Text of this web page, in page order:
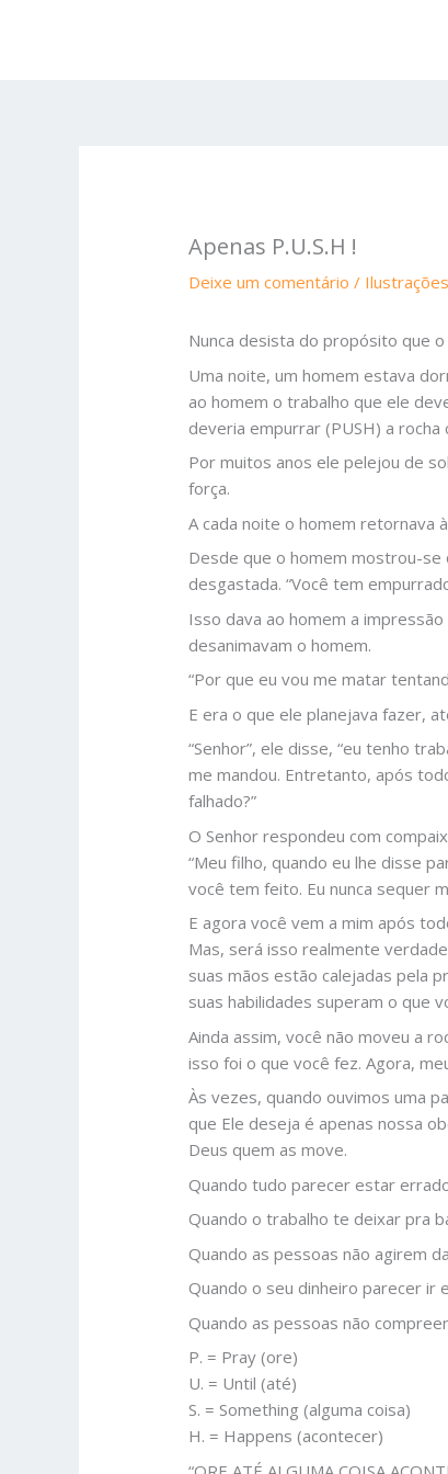
Apenas P.U.S.H !
Deixe um comentário / Ilustrações
Nunca desista do propósito que
Uma noite, um homem estava
ao homem o trabalho que ele
deveria empurrar (PUSH) a
Por muitos anos ele pelejou de
força.
A cada noite o homem retornava
Desde que o homem mostrou-se
desgastada. “Você tem
Isso dava ao homem a
desanimavam o homem.
“Por que eu vou me matar
E era o que ele planejava fazer,
“Senhor”, ele disse, “eu tenho
me mandou. Entretanto, após
falhado?”
O Senhor respondeu com
“Meu filho, quando eu lhe disse
você tem feito. Eu nunca sequer
E agora você vem a mim após
Mas, será isso realmente
suas mãos estão calejadas pela
suas habilidades superam o que
Ainda assim, você não moveu a
isso foi o que você fez. Agora,
Às vezes, quando ouvimos uma
que Ele deseja é apenas nossa
Deus quem as move.
Quando tudo parecer estar
Quando o trabalho te deixar pra
Quando as pessoas não agirem
Quando o seu dinheiro parecer ir
Quando as pessoas não
P. = Pray (ore)
U. = Until (até)
S. = Something (alguma coisa)
H. = Happens (acontecer)